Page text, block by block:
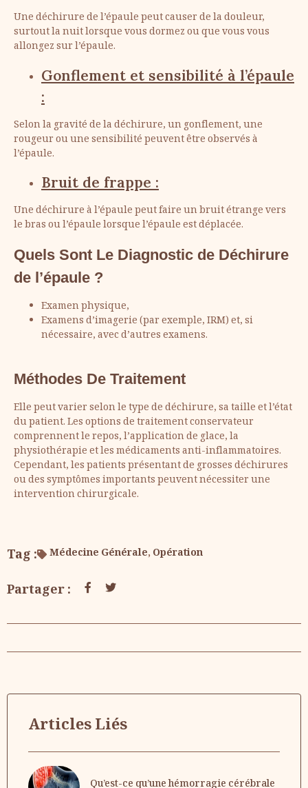
Une déchirure de l’épaule peut causer de la douleur,
surtout la nuit lorsque vous dormez ou que vous vous
allongez sur l’épaule.
Gonflement et sensibilité à l’épaule
:
Selon la gravité de la déchirure, un gonflement, une
rougeur ou une sensibilité peuvent être observés à
l’épaule.
Bruit de frappe :
Une déchirure à l’épaule peut faire un bruit étrange vers
le bras ou l’épaule lorsque l’épaule est déplacée.
Quels Sont Le Diagnostic de Déchirure
de l’épaule ?
Examen physique,
Examens d’imagerie (par exemple, IRM) et, si
nécessaire, avec d’autres examens.
Méthodes De Traitement
Elle peut varier selon le type de déchirure, sa taille et l’état
du patient. Les options de traitement conservateur
comprennent le repos, l’application de glace, la
physiothérapie et les médicaments anti-inflammatoires.
Cependant, les patients présentant de grosses déchirures
ou des symptômes importants peuvent nécessiter une
intervention chirurgicale.
Tag : Médecine Générale, Opération
Partager :
Articles Liés